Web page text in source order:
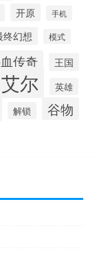
开原 手机
终幻想 模式
传奇 王国
艾尔 英雄
解锁 谷物